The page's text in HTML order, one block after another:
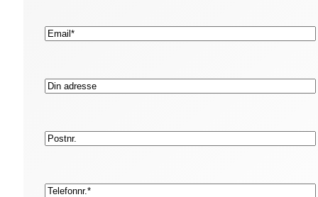
E-
mail*
Adresse
Postnr.
Telefon*